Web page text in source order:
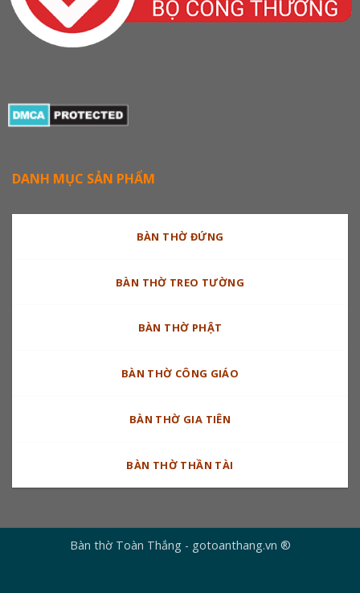
DANH MỤC SẢN PHẨM
BÀN THỜ ĐỨNG
BÀN THỜ TREO TƯỜNG
BÀN THỜ PHẬT
BÀN THỜ CÔNG GIÁO
BÀN THỜ GIA TIÊN
BÀN THỜ THẦN TÀI
Bàn thờ Toàn Thắng - gotoanthang.vn ®